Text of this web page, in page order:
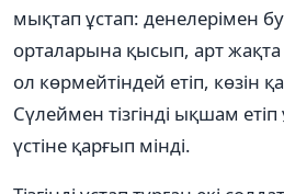
мықтап ұстап: денелерімен
орталарына қысып, арт
ол көрмейтіндей етіп, көзін
Сүлеймен тізгінді ықшам
үстіне қарғып мінді.